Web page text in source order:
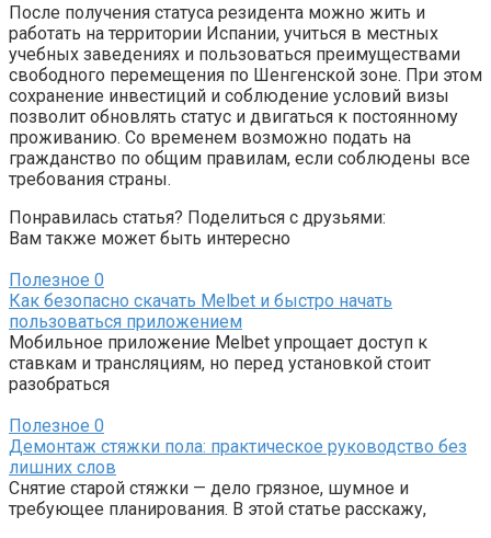
После получения статуса резидента можно жить и
работать на территории Испании, учиться в местных
учебных заведениях и пользоваться преимуществами
свободного перемещения по Шенгенской зоне. При этом
сохранение инвестиций и соблюдение условий визы
позволит обновлять статус и двигаться к постоянному
проживанию. Со временем возможно подать на
гражданство по общим правилам, если соблюдены все
требования страны.
Понравилась статья? Поделиться с друзьями:
Вам также может быть интересно
Полезное 0
Как безопасно скачать Melbet и быстро начать
пользоваться приложением
Мобильное приложение Melbet упрощает доступ к
ставкам и трансляциям, но перед установкой стоит
разобраться
Полезное 0
Демонтаж стяжки пола: практическое руководство без
лишних слов
Снятие старой стяжки — дело грязное, шумное и
требующее планирования. В этой статье расскажу,